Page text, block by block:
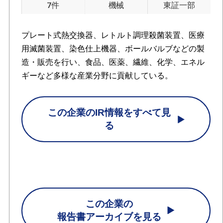
7件 機械 東証一部
プレート式熱交換器、レトルト調理殺菌装置、医療
用滅菌装置、染色仕上機器、ボールバルブなどの製
造・販売を行い、食品、医薬、繊維、化学、エネル
ギーなど多様な産業分野に貢献している。
この企業のIR情報をすべて見
る
この企業の
報告書アーカイブを見る